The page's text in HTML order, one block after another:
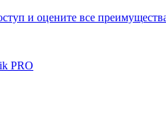
и оцените все
PRO